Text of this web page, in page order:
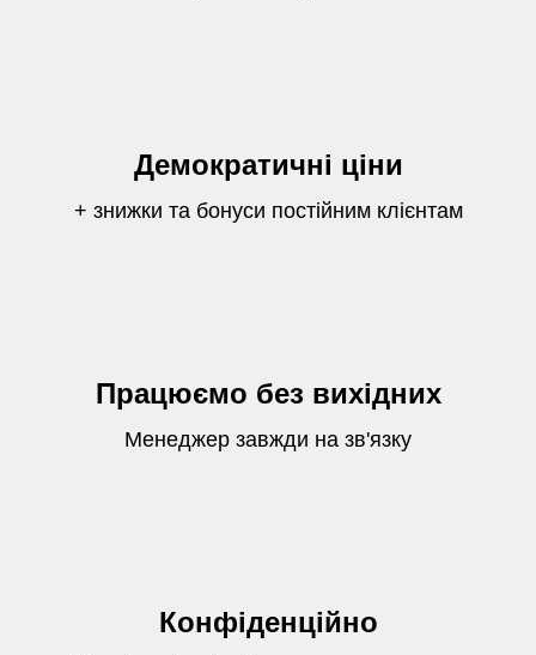
Демократичні ціни
+ знижки та бонуси постійним клієнтам
Працюємо без вихідних
Менеджер завжди на зв'язку
Конфіденційно